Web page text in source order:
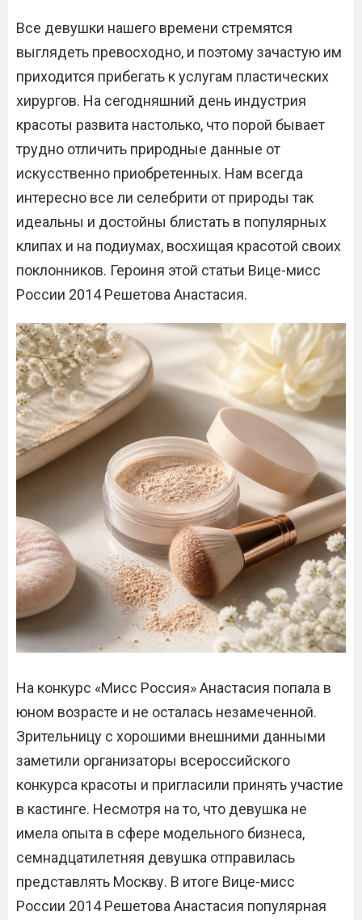
Все девушки нашего времени стремятся
выглядеть превосходно, и поэтому зачастую им
приходится прибегать к услугам пластических
хирургов. На сегодняшний день индустрия
красоты развита настолько, что порой бывает
трудно отличить природные данные от
искусственно приобретенных. Нам всегда
интересно все ли селебрити от природы так
идеальны и достойны блистать в популярных
клипах и на подиумах, восхищая красотой своих
поклонников. Героиня этой статьи Вице-мисс
России 2014 Решетова Анастасия.
На конкурс «Мисс Россия» Анастасия попала в
юном возрасте и не осталась незамеченной.
Зрительницу с хорошими внешними данными
заметили организаторы всероссийского
конкурса красоты и пригласили принять участие
в кастинге. Несмотря на то, что девушка не
имела опыта в сфере модельного бизнеса,
семнадцатилетняя девушка отправилась
представлять Москву. В итоге Вице-мисс
России 2014 Решетова Анастасия популярная